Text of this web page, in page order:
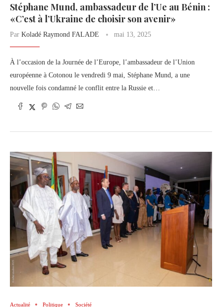
Stéphane Mund, ambassadeur de l’Ue au Bénin :
«C’est à l’Ukraine de choisir son avenir»
Par Koladé Raymond FALADE mai 13, 2025
À l’occasion de la Journée de l’Europe, l’ambassadeur de l’Union
européenne à Cotonou le vendredi 9 mai, Stéphane Mund, a une
nouvelle fois condamné le conflit entre la Russie et…
Actualité Politique Société